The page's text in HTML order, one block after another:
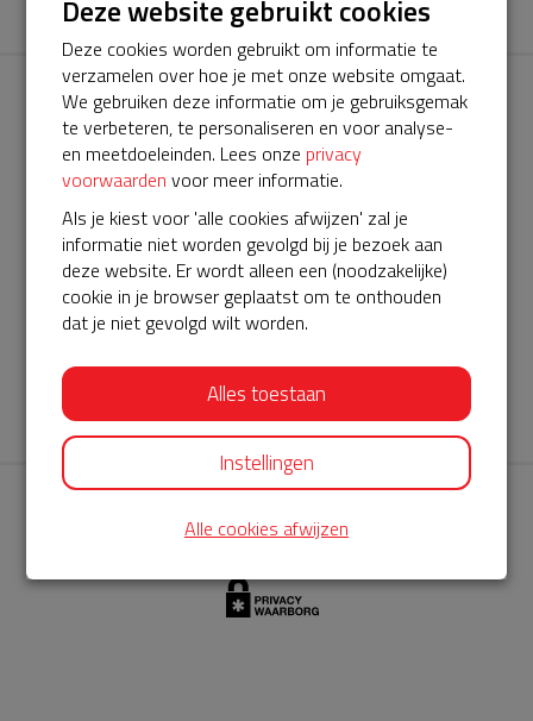
AED360-ProCardio
ServiceBuurtAED wordt aangeboden door de Hartstichting en
AED360-ProCardio. Net als bij BuurtAED is AED360-ProCardio
de leverancier van het servicepakket en ontzorgen zij jou de
komende jaren. AED360-ProCardio is gespecialiseerd in de
levering en het onderhoud van Philips AED’s.
Deze website gebruikt cookies
Deze cookies worden gebruikt om informatie te
verzamelen over hoe je met onze website omgaat.
We gebruiken deze informatie om je gebruiksgemak
te verbeteren, te personaliseren en voor analyse-
en meetdoeleinden. Lees onze privacy
voorwaarden voor meer informatie.
Als je kiest voor 'alle cookies afwijzen' zal je
informatie niet worden gevolgd bij je bezoek aan
deze website. Er wordt alleen een (noodzakelijke)
cookie in je browser geplaatst om te onthouden
dat je niet gevolgd wilt worden.
Alles toestaan
Instellingen
Alle cookies afwijzen